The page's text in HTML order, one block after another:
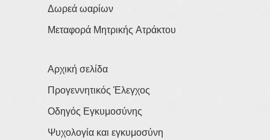
Δωρεά ωαρίων
Μεταφορά Μητρικής Ατράκτου
Αρχική σελίδα
Προγεννητικός Έλεγχος
Οδηγός Εγκυμοσύνης
Ψυχολογία και εγκυμοσύνη